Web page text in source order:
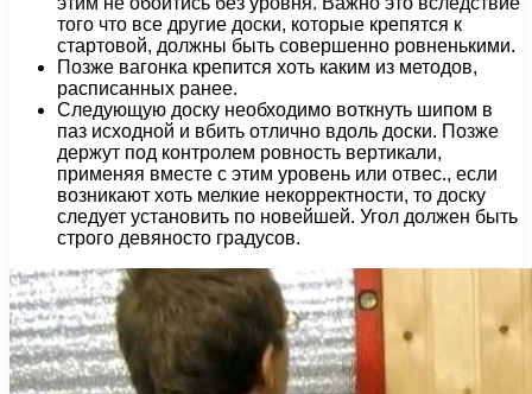
того что все другие доски, которые крепятся к
стартовой, должны быть совершенно ровненькими.
Позже вагонка крепится хоть каким из методов,
расписанных ранее.
Следующую доску необходимо воткнуть шипом в
паз исходной и вбить отлично вдоль доски. Позже
держут под контролем ровность вертикали,
применяя вместе с этим уровень или отвес., если
возникают хоть мелкие некорректности, то доску
следует установить по новейшей. Угол должен быть
строго девяносто градусов.